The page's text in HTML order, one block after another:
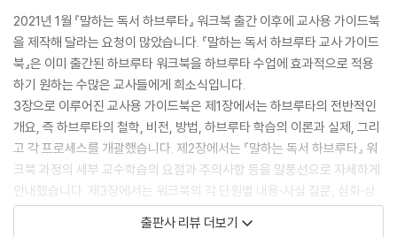
2021년 1월 『말하는 독서 하브루타』 워크북 출간 이후에 교사용 가이드북
을 제작해 달라는 요청이 많았습니다. 『말하는 독서 하브루타 교사 가이드
북』은 이미 출간된 하브루타 워크북을 하브루타 수업에 효과적으로 적용
하기 원하는 수많은 교사들에게 희소식입니다.
3장으로 이루어진 교사용 가이드북은 제1장에서는 하브루타의 전반적인
개요, 즉 하브루타의 철학, 비전, 방법, 하브루타 학습의 이론과 실제, 그리
고 각 프로세스를 개괄했습니다. 제2장에서는 『말하는 독서 하브루타』 워
크북 과정의 세부 교수학습의 요점과 주의사항 등을 말풍선으로 자세하게
안내했습니다. 제3장에서는 워크북의 각 단원별 내용·사실 질문, 심화·상
상 질문, 3단계 해석하기의 예시문과 교사의 전체토론 도움말을 수록했습
출판사 리뷰 더보기